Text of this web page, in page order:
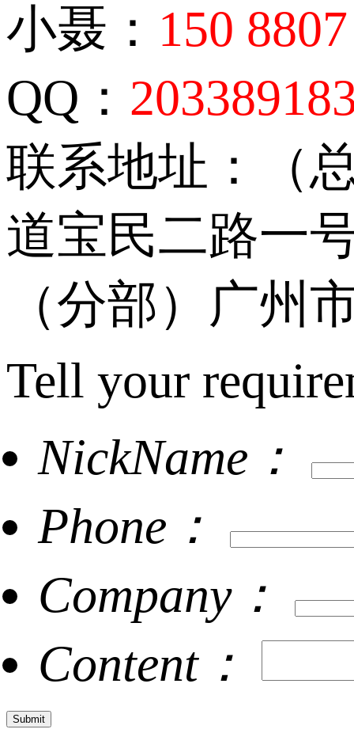
小聂： 150
QQ：
联系地址：（
道宝民二路一
（分部）广州
Tell your
NickName：
Phone：
Company：
Content：